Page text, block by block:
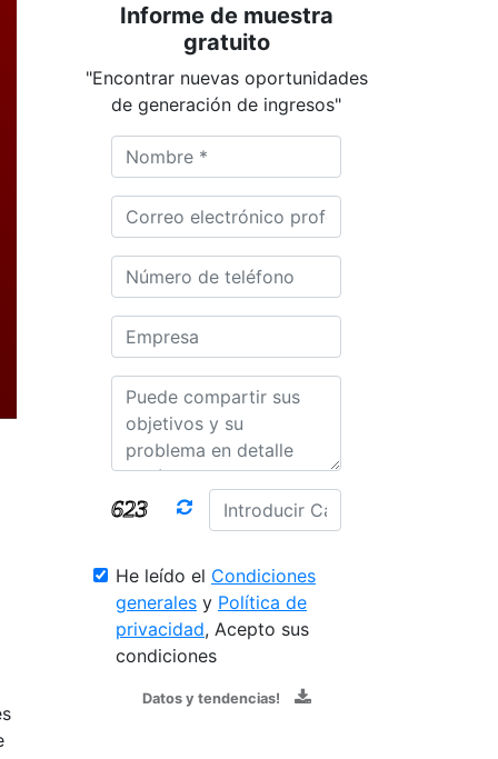
Informe de muestra
gratuito
"Encontrar nuevas oportunidades
de generación de ingresos"
He leído el Condiciones
generales y Política de
privacidad, Acepto sus
condiciones
Datos y tendencias!